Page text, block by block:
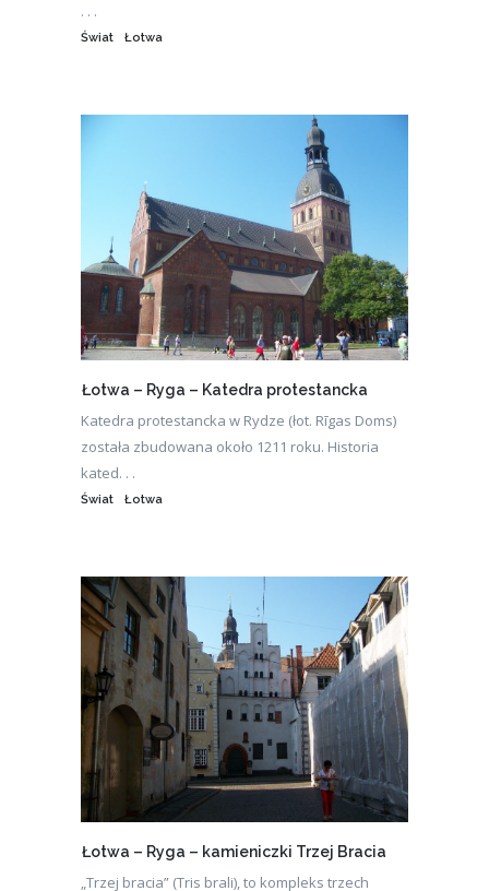
. . .
Świat Łotwa
Łotwa – Ryga – Katedra protestancka
Katedra protestancka w Rydze (łot. Rīgas Doms)
została zbudowana około 1211 roku. Historia
kated. . .
Świat Łotwa
Łotwa – Ryga – kamieniczki Trzej Bracia
„Trzej bracia” (Tris brali), to kompleks trzech